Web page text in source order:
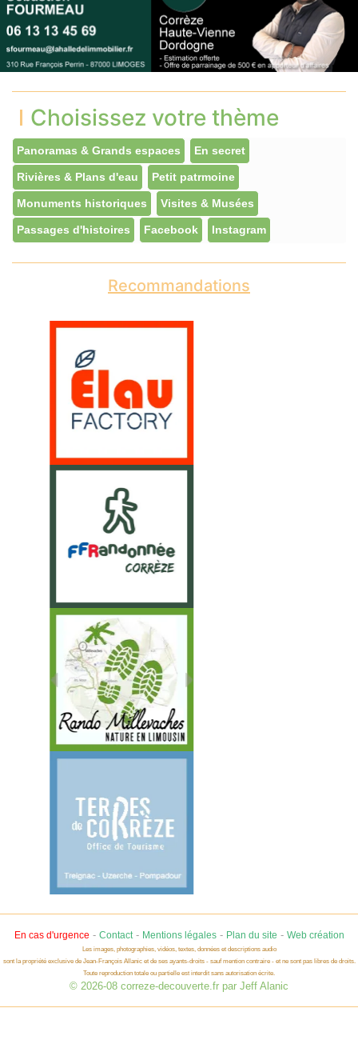
Choisissez votre thème
Panoramas & Grands espaces En secret
Rivières & Plans d'eau Petit patrmoine
Monuments historiques Visites & Musées
Passages d'histoires Facebook Instagram
Recommandations
En cas d'urgence - Contact- Mentions légales- Plan du site - Web création
Les images, photographies, vidéos, textes, données et descriptions audio
sont la propriété exclusive de Jean-François Allanic et de ses ayants-droits - sauf mention contraire - et ne sont pas libres de droits.
Toute reproduction totale ou partielle est interdit sans autorisation écrite.
© 2026-08 correze-decouverte.fr par Jeff Alanic